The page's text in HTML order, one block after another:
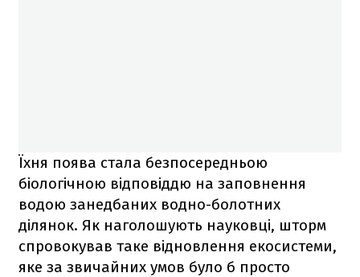
Їхня поява стала безпосередньою
біологічною відповіддю на заповнення
водою занедбаних водно-болотних
ділянок. Як наголошують науковці, шторм
спровокував таке відновлення екосистеми,
яке за звичайних умов було б просто